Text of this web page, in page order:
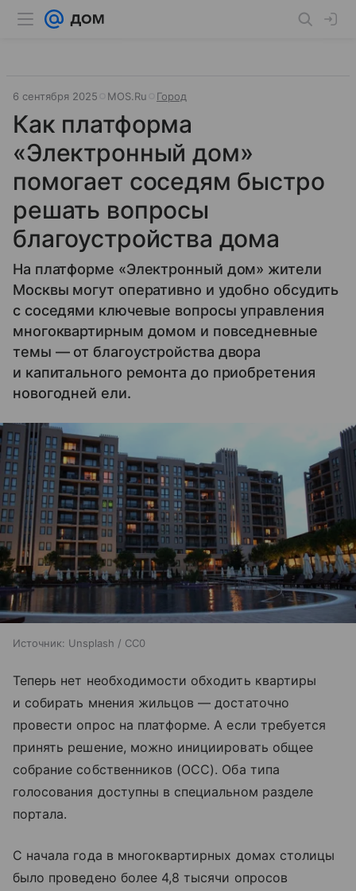
6 сентября 2025 MOS.Ru Город
Как платформа
«Электронный дом»
помогает соседям быстро
решать вопросы
благоустройства дома
На платформе «Электронный дом» жители
Москвы могут оперативно и удобно обсудить
с соседями ключевые вопросы управления
многоквартирным домом и повседневные
темы — от благоустройства двора
и капитального ремонта до приобретения
новогодней ели.
Источник: Unsplash / CC0
Теперь нет необходимости обходить квартиры
и собирать мнения жильцов — достаточно
провести опрос на платформе. А если требуется
принять решение, можно инициировать общее
собрание собственников (ОСС). Оба типа
голосования доступны в специальном разделе
портала.
С начала года в многоквартирных домах столицы
было проведено более 4,8 тысячи опросов